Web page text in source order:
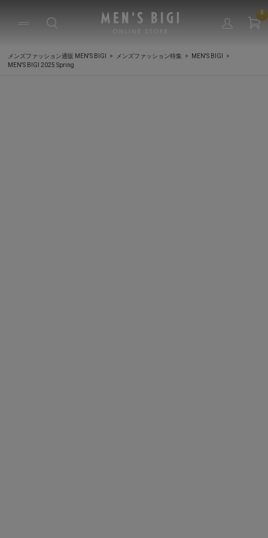
0
メンズファッション通販 MEN'S BIGI メンズファッション特集
MEN'S BIGI
MEN'S BIGI 2025 Spring